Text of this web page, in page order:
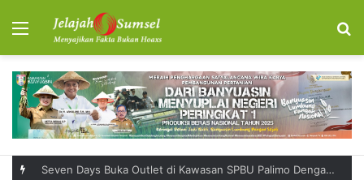
Menu
Seven Days Buka Outlet di Kawasan SPBU Palimo Dengan Konsep One Stop Hangout Destination